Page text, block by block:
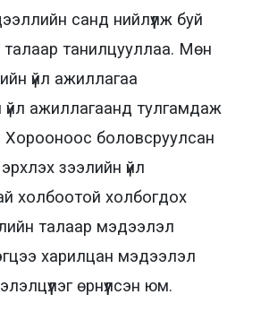
санд нийлүүлж буй
танилцууллаа. Мөн
үйл ажиллагаа
үйл ажиллагаанд тулгамдаж
Хорооноос боловсруулсан
зээлийн үйл
холбоотой холбогдох
талаар мэдээлэл
харилцан мэдээлэл
өрнүүлсэн юм.